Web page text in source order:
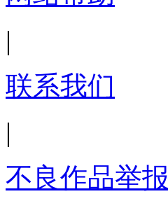
|
联系我们
|
不良作品举报